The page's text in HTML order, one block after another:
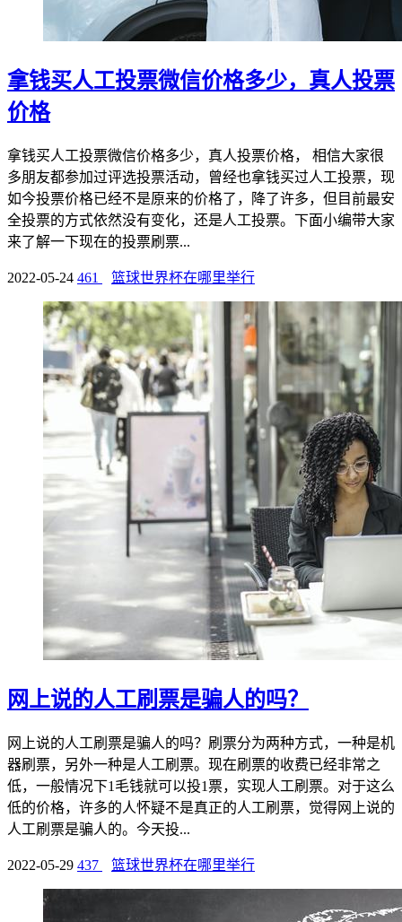
拿钱买人工投票微信价格多少，真人投票
价格
拿钱买人工投票微信价格多少，真人投票价格， 相信大家很
多朋友都参加过评选投票活动，曾经也拿钱买过人工投票，现
如今投票价格已经不是原来的价格了，降了许多，但目前最安
全投票的方式依然没有变化，还是人工投票。下面小编带大家
来了解一下现在的投票刷票...
2022-05-24 461 篮球世界杯在哪里举行
网上说的人工刷票是骗人的吗？
网上说的人工刷票是骗人的吗？刷票分为两种方式，一种是机
器刷票，另外一种是人工刷票。现在刷票的收费已经非常之
低，一般情况下1毛钱就可以投1票，实现人工刷票。对于这么
低的价格，许多的人怀疑不是真正的人工刷票，觉得网上说的
人工刷票是骗人的。今天投...
2022-05-29 437 篮球世界杯在哪里举行